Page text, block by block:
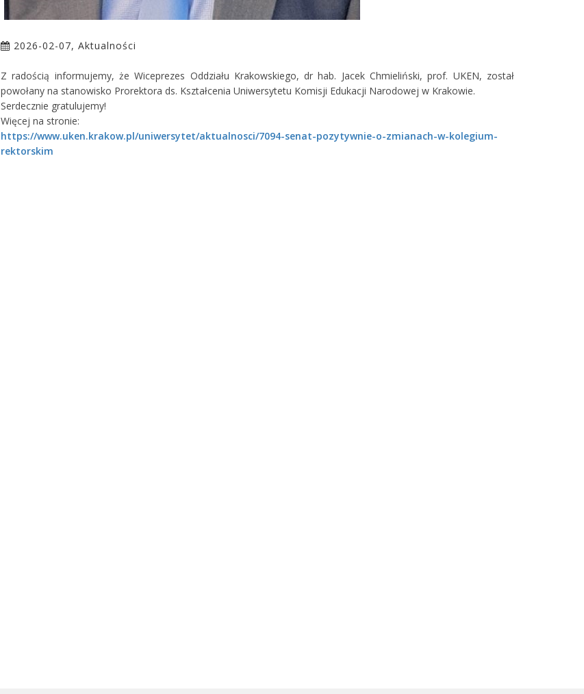
2026-02-07, Aktualności
Z radością informujemy, że Wiceprezes Oddziału Krakowskiego, dr hab. Jacek Chmieliński, prof. UKEN, został
powołany na stanowisko Prorektora ds. Kształcenia Uniwersytetu Komisji Edukacji Narodowej w Krakowie.
Serdecznie gratulujemy!
Więcej na stronie:
https://www.uken.krakow.pl/uniwersytet/aktualnosci/7094-senat-pozytywnie-o-zmianach-w-kolegium-
rektorskim